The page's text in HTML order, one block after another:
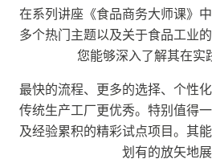
在系列讲座《食品商务大师课》
多个热门主题以及关于食品工业
您能够深入了解其在实
最快的流程、更多的选择、个性
传统生产工厂更优秀。特别值得
及经验累积的精彩试点项目。其
划有的放矢地展